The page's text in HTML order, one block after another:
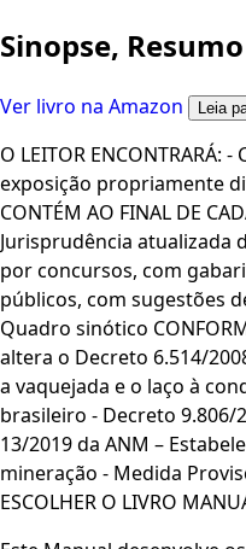
Sinopse,
Ver livro na Amazon Leia
O LEITOR
exposição propriamente
CONTÉM AO FINAL DE
Jurisprudência atualizada
por concursos, com
públicos, com sugestões
Quadro sinótico
altera o Decreto 6.514/
a vaquejada e o laço à
brasileiro - Decreto 9.806/
13/2019 da ANM –
mineração - Medida
ESCOLHER O LIVRO